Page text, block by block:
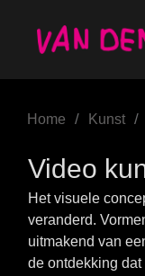
Home / Kunst /
Video
Het visuele
veranderd.
uitmakend van
de ontdekking